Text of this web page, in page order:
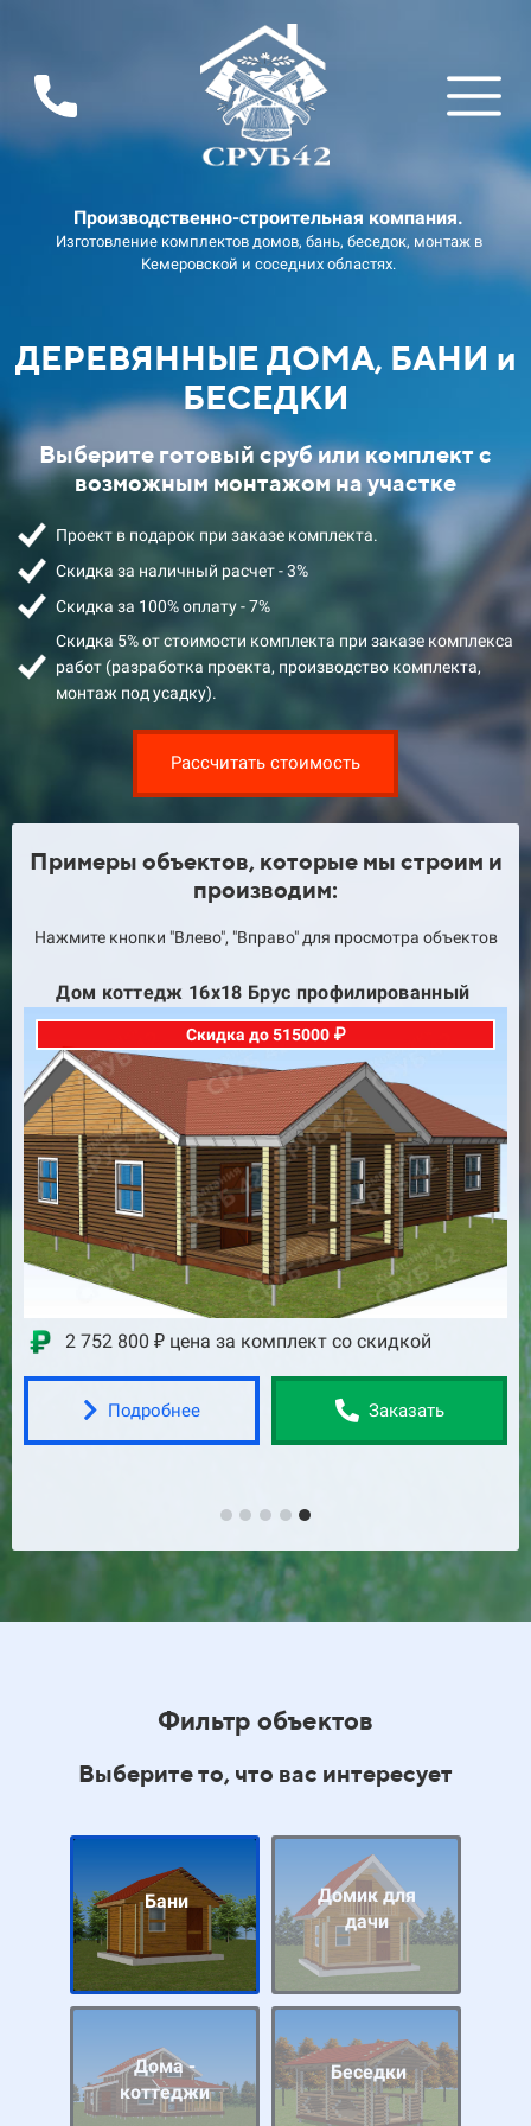
Производственно-строительная компания.
Изготовление комплектов домов, бань, беседок, монтаж в
Кемеровской и соседних областях.
ДЕРЕВЯННЫЕ ДОМА, БАНИ и
БЕСЕДКИ
Выберите готовый сруб или комплект с
возможным монтажом на участке
Проект в подарок при заказе комплекта.
Скидка за наличный расчет - 3%
Скидка за 100% оплату - 7%
Скидка 5% от стоимости комплекта при заказе комплекса
работ (разработка проекта, производство комплекта,
монтаж под усадку).
Рассчитать стоимость
Примеры объектов, которые мы строим и
производим:
Нажмите кнопки "Влево", "Вправо" для просмотра объектов
Дом коттедж 2эт 11х12 Оцилиндрованное
бревно
Скидка до 449900 ₽
2 401 100 ₽ цена за комплект со скидкой
Подробнее Заказать
Фильтр объектов
Выберите то, что вас интересует
Бани
Домик для
дачи
Дома -
коттеджи
Беседки